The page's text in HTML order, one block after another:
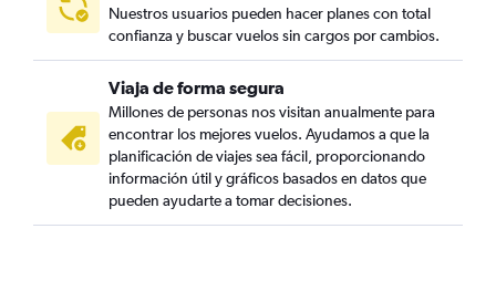
Nuestros usuarios pueden hacer planes con total
confianza y buscar vuelos sin cargos por cambios.
Viaja de forma segura
Millones de personas nos visitan anualmente para
encontrar los mejores vuelos. Ayudamos a que la
planificación de viajes sea fácil, proporcionando
información útil y gráficos basados en datos que
pueden ayudarte a tomar decisiones.